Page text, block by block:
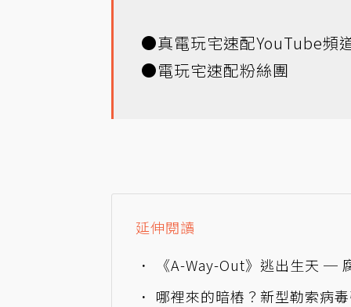
●真電玩宅速配YouTube頻
●電玩宅速配粉絲團
延伸閱讀
《A-Way-Out》逃出生天 ─
哪裡來的暗樁？新型勒索病